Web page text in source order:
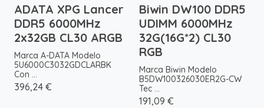
ADATA XPG Lancer
DDR5 6000MHz
2x32GB CL30 ARGB
Marca A-DATA Modelo
5U6000C3032GDCLARBK
Con ...
396,24 €
Biwin DW100 DDR5
UDIMM 6000MHz
32G(16G*2) CL30
RGB
Marca Biwin Modelo
B5DW100326030ER2G-CW
Tec ...
191,09 €